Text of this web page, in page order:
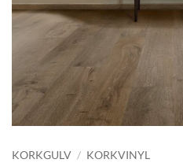
KORKGULV / KORKVINYL